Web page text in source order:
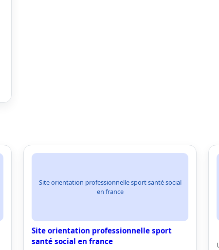
Site orientation professionnelle sport santé social
en france
Site orientation professionnelle sport
santé social en france